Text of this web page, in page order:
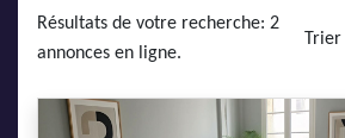
IMMOBILIER NEUF
LOCATIONS DE VACANCES
DEVENIR FRANCHISÉ
Résultats de votre recherche: 2
annonces en ligne.